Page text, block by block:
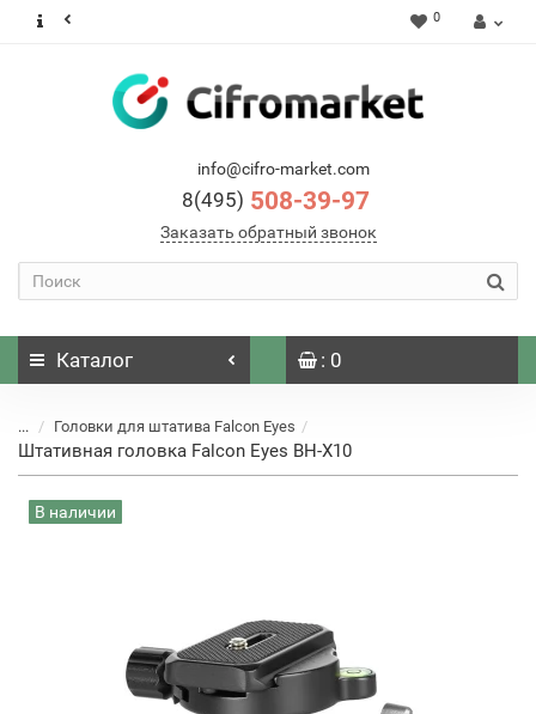
0
info@cifro-market.com
8(495) 508-39-97
Заказать обратный звонок
Каталог : 0
... Головки для штатива Falcon Eyes
Штативная головка Falcon Eyes BH-X10
В наличии